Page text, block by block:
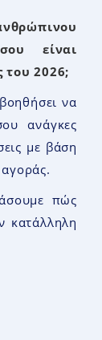
είναι
του 2026;
να
ανάγκες
με βάση
πώς
κατάλληλη